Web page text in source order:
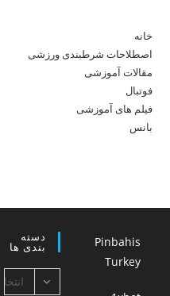
خانه
اصطلاحات شرطبندی ورزشی
مقالات آموزشی
فوتبال
فیلم های آموزشی
بانس
Pinbahis
Turkey
دسته
بندی ها
دسته
انتخاب